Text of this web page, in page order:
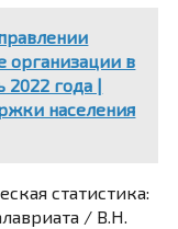
организации в
2022 года |
населения
статистика:
/ В.Н.